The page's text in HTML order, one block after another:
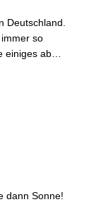
Deutschland.
so
einiges ab…
dann Sonne!